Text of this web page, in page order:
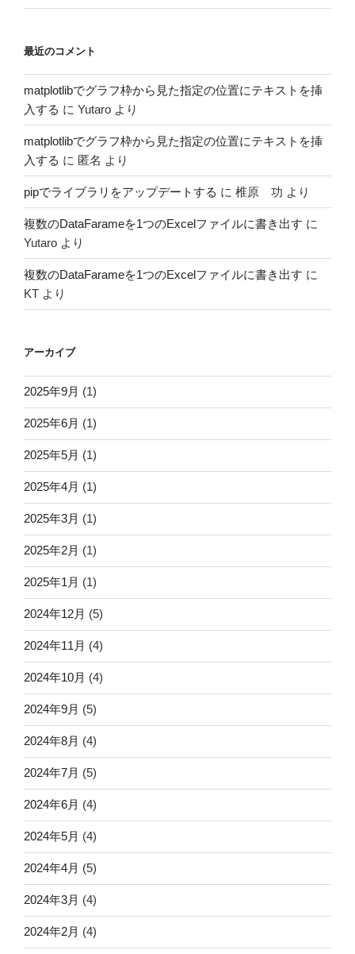
最近のコメント
matplotlibでグラフ枠から見た指定の位置にテキストを挿
入する に Yutaro より
matplotlibでグラフ枠から見た指定の位置にテキストを挿
入する に 匿名 より
pipでライブラリをアップデートする に 椎原 功 より
複数のDataFarameを1つのExcelファイルに書き出す に
Yutaro より
複数のDataFarameを1つのExcelファイルに書き出す に
KT より
アーカイブ
2025年9月 (1)
2025年6月 (1)
2025年5月 (1)
2025年4月 (1)
2025年3月 (1)
2025年2月 (1)
2025年1月 (1)
2024年12月 (5)
2024年11月 (4)
2024年10月 (4)
2024年9月 (5)
2024年8月 (4)
2024年7月 (5)
2024年6月 (4)
2024年5月 (4)
2024年4月 (5)
2024年3月 (4)
2024年2月 (4)